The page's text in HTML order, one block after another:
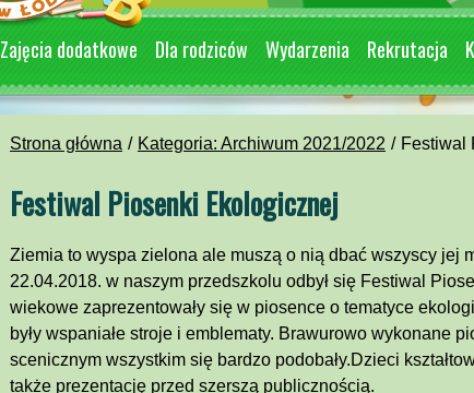
Zajęcia dodatkowe Dla rodziców Wydarzenia Rekrutacja
Strona główna Kategoria: Archiwum 2021/2022 Festiwal
Festiwal Piosenki Ekologicznej
Ziemia to wyspa zielona ale muszą o nią dbać wszyscy jej
22.04.2018. w naszym przedszkolu odbył się Festiwal
wiekowe zaprezentowały się w piosence o tematyce
były wspaniałe stroje i emblematy. Brawurowo wykonane
scenicznym wszystkim się bardzo podobały.Dzieci
także prezentację przed szerszą publicznością.